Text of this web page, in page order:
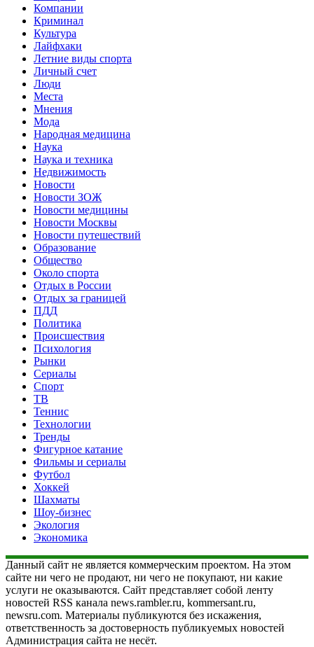
Компании
Криминал
Культура
Лайфхаки
Летние виды спорта
Личный счет
Люди
Места
Мнения
Мода
Народная медицина
Наука
Наука и техника
Недвижимость
Новости
Новости ЗОЖ
Новости медицины
Новости Москвы
Новости путешествий
Образование
Общество
Около спорта
Отдых в России
Отдых за границей
ПДД
Политика
Происшествия
Психология
Рынки
Сериалы
Спорт
ТВ
Теннис
Технологии
Тренды
Фигурное катание
Фильмы и сериалы
Футбол
Хоккей
Шахматы
Шоу-бизнес
Экология
Экономика
Данный сайт не является коммерческим проектом. На этом
сайте ни чего не продают, ни чего не покупают, ни какие
услуги не оказываются. Сайт представляет собой ленту
новостей RSS канала news.rambler.ru, kommersant.ru,
newsru.com. Материалы публикуются без искажения,
ответственность за достоверность публикуемых новостей
Администрация сайта не несёт.